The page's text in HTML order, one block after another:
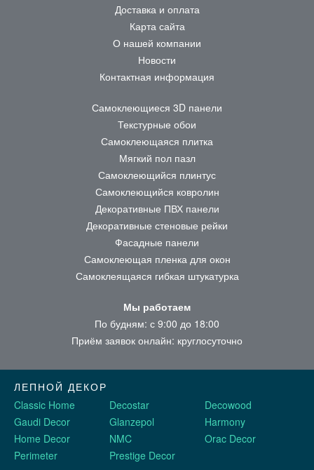
Доставка и оплата
Карта сайта
О нашей компании
Новости
Контактная информация
Самоклеющиеся 3D панели
Текстурные обои
Самоклеющаяся плитка
Мягкий пол пазл
Самоклеющийся плинтус
Самоклеющийся ковролин
Декоративные ПВХ панели
Декоративные стеновые рейки
Фасадные панели
Самоклеющая пленка для окон
Самоклеящаяся гибкая штукатурка
Мы работаем
По будням: с 9:00 до 18:00
Приём заявок онлайн: круглосуточно
ЛЕПНОЙ ДЕКОР
Classic Home
Decostar
Decowood
Gaudi Decor
Glanzepol
Harmony
Home Decor
NMC
Orac Decor
Perimeter
Prestige Decor